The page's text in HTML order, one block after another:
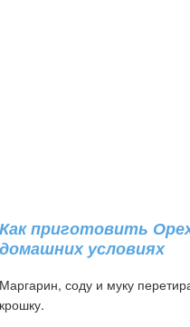
Как приготовить
домашних условиях
Маргарин, соду и муку
крошку.